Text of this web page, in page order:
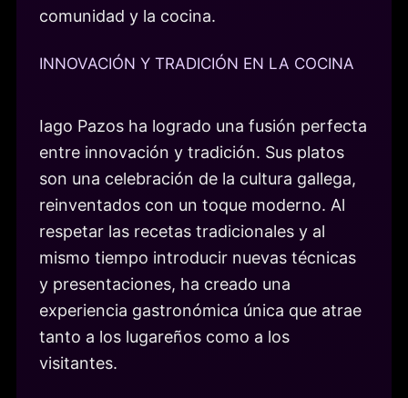
comunidad y la cocina.
INNOVACIÓN Y TRADICIÓN EN LA COCINA
Iago Pazos ha logrado una fusión perfecta
entre innovación y tradición. Sus platos
son una celebración de la cultura gallega,
reinventados con un toque moderno. Al
respetar las recetas tradicionales y al
mismo tiempo introducir nuevas técnicas
y presentaciones, ha creado una
experiencia gastronómica única que atrae
tanto a los lugareños como a los
visitantes.